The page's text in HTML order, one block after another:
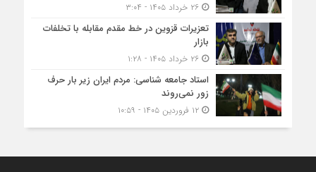
۲۶ خرداد ۱۴۰۵ - ۳:۰۴
تعزیرات قزوین در خط مقدم مقابله با تخلفات
بازار
۲۶ خرداد ۱۴۰۵ - ۱:۲۸
استاد جامعه شناسی: مردم ایران زیر بار حرف
زور نمی‌روند
۱۲ فروردین ۱۴۰۵ - ۱۰:۵۹